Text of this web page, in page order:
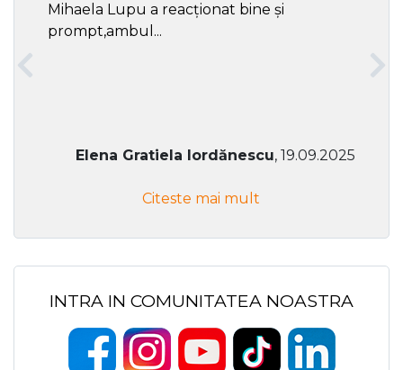
Mihaela Lupu a reacționat bine și
prompt,ambul...
Elena Gratiela Iordănescu, 19.09.2025
Citeste mai mult
INTRA IN COMUNITATEA NOASTRA